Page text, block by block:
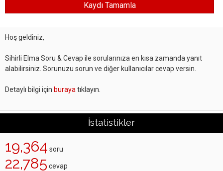
Hoş geldiniz,
Sihirli Elma Soru & Cevap ile sorularınıza en kısa zamanda yanıt
alabilirsiniz. Sorunuzu sorun ve diğer kullanıcılar cevap versin.
Detaylı bilgi için buraya tıklayın.
İstatistikler
19,364 soru
22,785 cevap